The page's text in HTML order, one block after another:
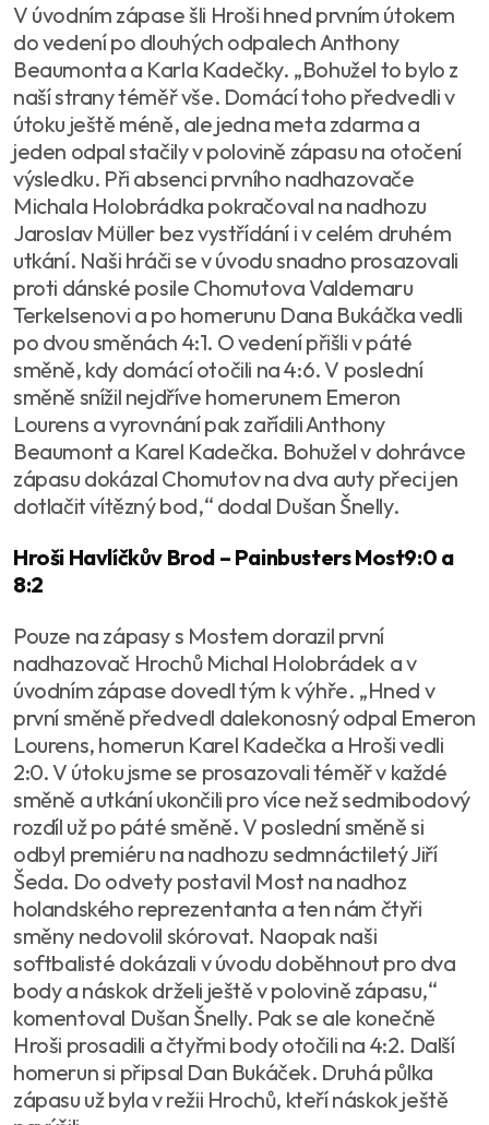
V úvodním zápase šli Hroši hned prvním útokem
do vedení po dlouhých odpalech Anthony
Beaumonta a Karla Kadečky. „Bohužel to bylo z
naší strany téměř vše. Domácí toho předvedli v
útoku ještě méně, ale jedna meta zdarma a
jeden odpal stačily v polovině zápasu na otočení
výsledku. Při absenci prvního nadhazovače
Michala Holobrádka pokračoval na nadhozu
Jaroslav Müller bez vystřídání i v celém druhém
utkání. Naši hráči se v úvodu snadno prosazovali
proti dánské posile Chomutova Valdemaru
Terkelsenovi a po homerunu Dana Bukáčka vedli
po dvou směnách 4:1. O vedení přišli v páté
směně, kdy domácí otočili na 4:6. V poslední
směně snížil nejdříve homerunem Emeron
Lourens a vyrovnání pak zařídili Anthony
Beaumont a Karel Kadečka. Bohužel v dohrávce
zápasu dokázal Chomutov na dva auty přeci jen
dotlačit vítězný bod,“ dodal Dušan Šnelly.
Hroši Havlíčkův Brod – Painbusters Most9:0 a
8:2
Pouze na zápasy s Mostem dorazil první
nadhazovač Hrochů Michal Holobrádek a v
úvodním zápase dovedl tým k výhře. „Hned v
první směně předvedl dalekonosný odpal Emeron
Lourens, homerun Karel Kadečka a Hroši vedli
2:0. V útoku jsme se prosazovali téměř v každé
směně a utkání ukončili pro více než sedmibodový
rozdíl už po páté směně. V poslední směně si
odbyl premiéru na nadhozu sedmnáctiletý Jiří
Šeda. Do odvety postavil Most na nadhoz
holandského reprezentanta a ten nám čtyři
směny nedovolil skórovat. Naopak naši
softbalisté dokázali v úvodu doběhnout pro dva
body a náskok drželi ještě v polovině zápasu,“
komentoval Dušan Šnelly. Pak se ale konečně
Hroši prosadili a čtyřmi body otočili na 4:2. Další
homerun si připsal Dan Bukáček. Druhá půlka
zápasu už byla v režii Hrochů, kteří náskok ještě